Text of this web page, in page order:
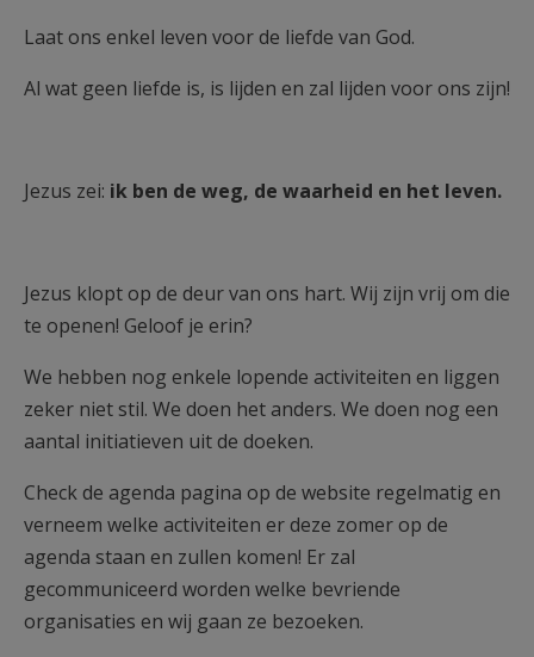
Laat ons enkel leven voor de liefde van God.
Al wat geen liefde is, is lijden en zal lijden voor ons zijn!
Jezus zei: ik ben de weg, de waarheid en het leven.
Jezus klopt op de deur van ons hart. Wij zijn vrij om die
te openen! Geloof je erin?
We hebben nog enkele lopende activiteiten en liggen
zeker niet stil. We doen het anders. We doen nog een
aantal initiatieven uit de doeken.
Check de agenda pagina op de website regelmatig en
verneem welke activiteiten er deze zomer op de
agenda staan en zullen komen! Er zal
gecommuniceerd worden welke bevriende
organisaties en wij gaan ze bezoeken.